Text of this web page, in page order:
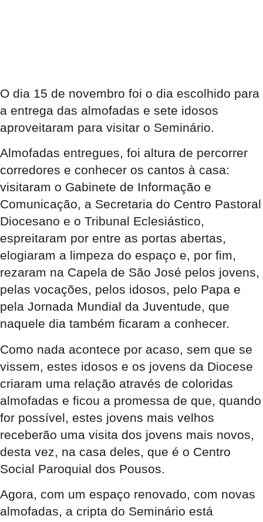
O dia 15 de novembro foi o dia escolhido para
a entrega das almofadas e sete idosos
aproveitaram para visitar o Seminário.
Almofadas entregues, foi altura de percorrer
corredores e conhecer os cantos à casa:
visitaram o Gabinete de Informação e
Comunicação, a Secretaria do Centro Pastoral
Diocesano e o Tribunal Eclesiástico,
espreitaram por entre as portas abertas,
elogiaram a limpeza do espaço e, por fim,
rezaram na Capela de São José pelos jovens,
pelas vocações, pelos idosos, pelo Papa e
pela Jornada Mundial da Juventude, que
naquele dia também ficaram a conhecer.
Como nada acontece por acaso, sem que se
vissem, estes idosos e os jovens da Diocese
criaram uma relação através de coloridas
almofadas e ficou a promessa de que, quando
for possível, estes jovens mais velhos
receberão uma visita dos jovens mais novos,
desta vez, na casa deles, que é o Centro
Social Paroquial dos Pousos.
Agora, com um espaço renovado, com novas
almofadas, a cripta do Seminário está